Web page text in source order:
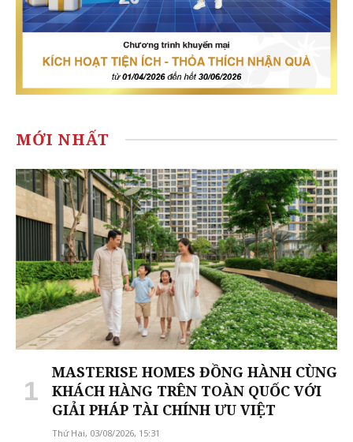
MỚI NHẤT
MASTERISE HOMES ĐỒNG HÀNH CÙNG
KHÁCH HÀNG TRÊN TOÀN QUỐC VỚI
GIẢI PHÁP TÀI CHÍNH ƯU VIỆT
Thứ Hai, 03/08/2026, 15:31